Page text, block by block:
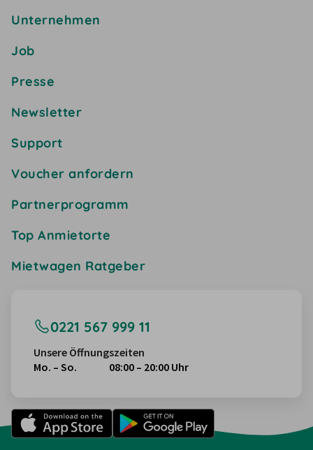
Unternehmen
Job
Presse
Newsletter
Support
Voucher anfordern
Partnerprogramm
Top Anmietorte
Mietwagen Ratgeber
0221 567 999 11
Unsere Öffnungszeiten
Mo. – So.
08:00 – 20:00 Uhr